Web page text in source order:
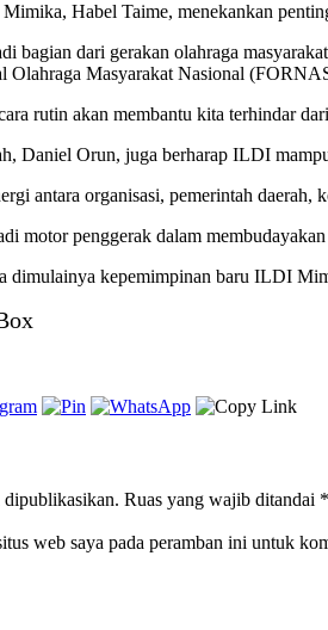
Habel Taime, menekankan
bagian dari gerakan olahraga
Olahraga Masyarakat Nasional
rutin akan membantu kita terhindar
Daniel Orun, juga berharap ILDI
antara organisasi, pemerintah
motor penggerak dalam
dimulainya kepemimpinan baru ILDI
Ruas yang wajib ditandai *
web saya pada peramban ini untuk